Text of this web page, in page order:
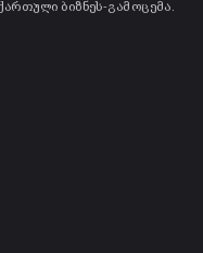
ბიზნეს-გამოცემა.